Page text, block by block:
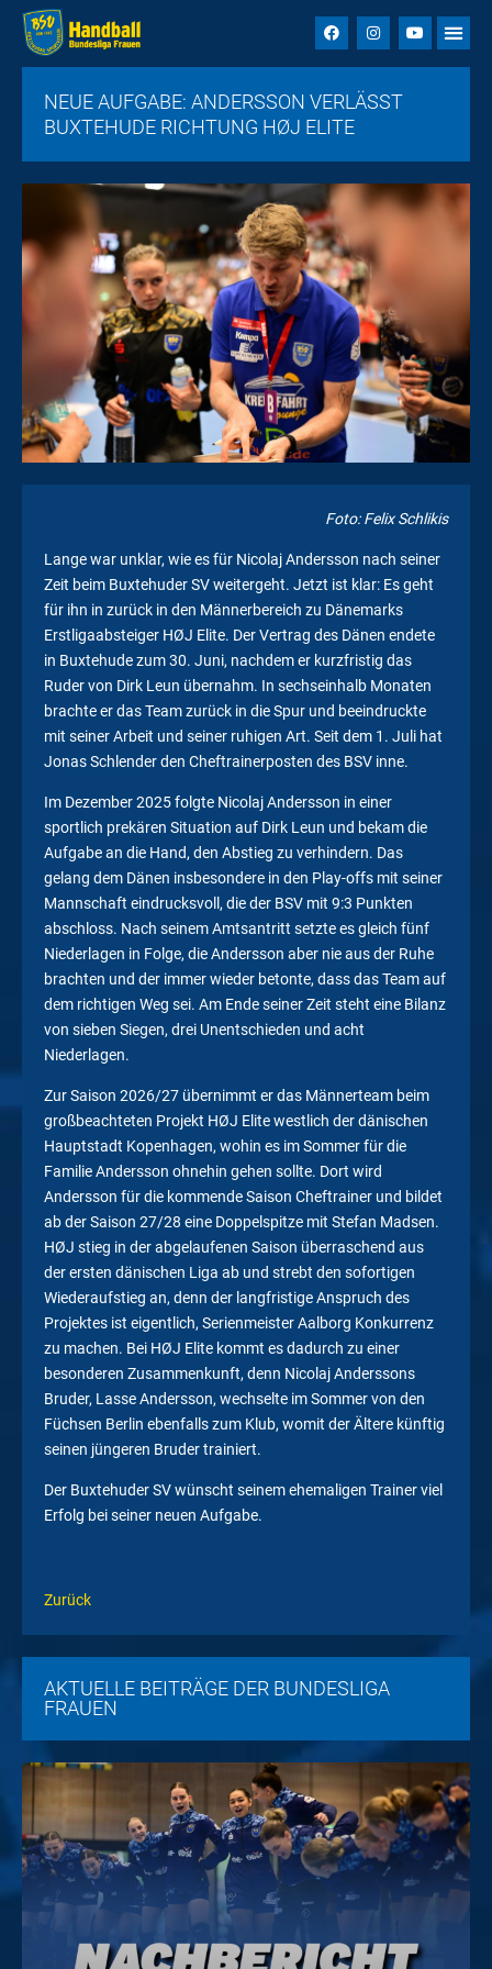
NEUE AUFGABE: ANDERSSON VERLÄSST
BUXTEHUDE RICHTUNG HØJ ELITE
Foto: Felix Schlikis
Lange war unklar, wie es für Nicolaj Andersson nach seiner
Zeit beim Buxtehuder SV weitergeht. Jetzt ist klar: Es geht
für ihn in zurück in den Männerbereich zu Dänemarks
Erstligaabsteiger HØJ Elite. Der Vertrag des Dänen endete
in Buxtehude zum 30. Juni, nachdem er kurzfristig das
Ruder von Dirk Leun übernahm. In sechseinhalb Monaten
brachte er das Team zurück in die Spur und beeindruckte
mit seiner Arbeit und seiner ruhigen Art. Seit dem 1. Juli hat
Jonas Schlender den Cheftrainerposten des BSV inne.
Im Dezember 2025 folgte Nicolaj Andersson in einer
sportlich prekären Situation auf Dirk Leun und bekam die
Aufgabe an die Hand, den Abstieg zu verhindern. Das
gelang dem Dänen insbesondere in den Play-offs mit seiner
Mannschaft eindrucksvoll, die der BSV mit 9:3 Punkten
abschloss. Nach seinem Amtsantritt setzte es gleich fünf
Niederlagen in Folge, die Andersson aber nie aus der Ruhe
brachten und der immer wieder betonte, dass das Team auf
dem richtigen Weg sei. Am Ende seiner Zeit steht eine Bilanz
von sieben Siegen, drei Unentschieden und acht
Niederlagen.
Zur Saison 2026/27 übernimmt er das Männerteam beim
großbeachteten Projekt HØJ Elite westlich der dänischen
Hauptstadt Kopenhagen, wohin es im Sommer für die
Familie Andersson ohnehin gehen sollte. Dort wird
Andersson für die kommende Saison Cheftrainer und bildet
ab der Saison 27/28 eine Doppelspitze mit Stefan Madsen.
HØJ stieg in der abgelaufenen Saison überraschend aus
der ersten dänischen Liga ab und strebt den sofortigen
Wiederaufstieg an, denn der langfristige Anspruch des
Projektes ist eigentlich, Serienmeister Aalborg Konkurrenz
zu machen. Bei HØJ Elite kommt es dadurch zu einer
besonderen Zusammenkunft, denn Nicolaj Anderssons
Bruder, Lasse Andersson, wechselte im Sommer von den
Füchsen Berlin ebenfalls zum Klub, womit der Ältere künftig
seinen jüngeren Bruder trainiert.
Der Buxtehuder SV wünscht seinem ehemaligen Trainer viel
Erfolg bei seiner neuen Aufgabe.
Zurück
AKTUELLE BEITRÄGE DER BUNDESLIGA
FRAUEN